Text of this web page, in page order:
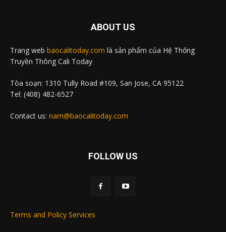
ABOUT US
Trang web baocalitoday.com là sản phẩm của Hệ Thống
Truyền Thông Cali Today
Tòa soạn: 1310 Tully Road #109, San Jose, CA 95122
Tel: (408) 482-6527
Contact us: nam@baocalitoday.com
FOLLOW US
Terms and Policy Services